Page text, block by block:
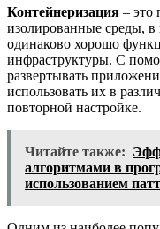
Контейнеризация – это
изолированные среды,
одинаково хорошо
инфраструктуры. С
развертывать
использовать их в
повторной настройке.
Читайте также:
алгоритмами в
использованием